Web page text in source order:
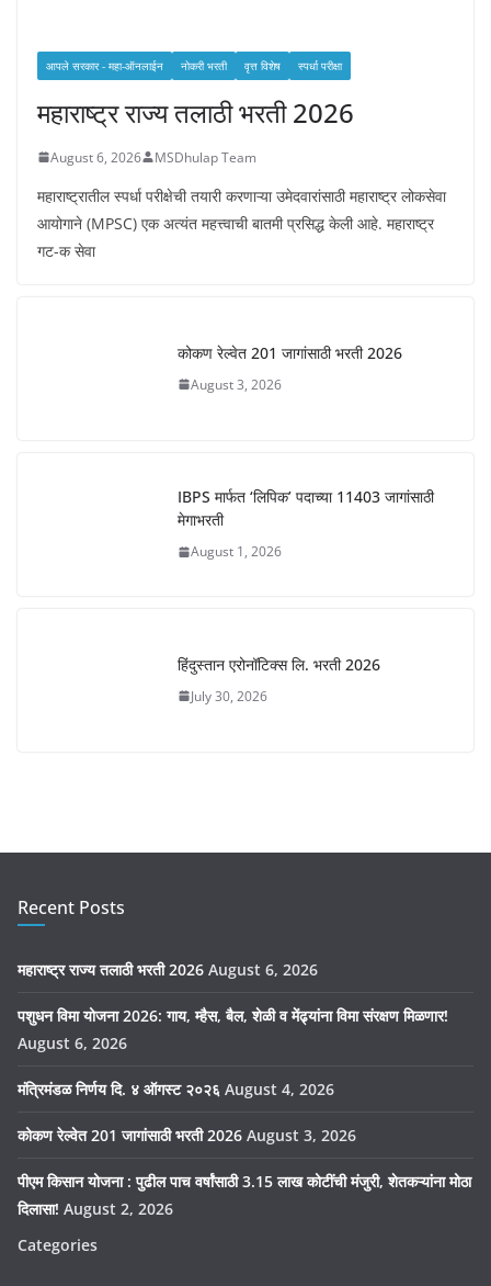
आपले सरकार - महा-ऑनलाईन नोकरी भरती वृत्त विशेष स्पर्धा परीक्षा
महाराष्ट्र राज्य तलाठी भरती 2026
August 6, 2026 MSDhulap Team
महाराष्ट्रातील स्पर्धा परीक्षेची तयारी करणाऱ्या उमेदवारांसाठी महाराष्ट्र लोकसेवा
आयोगाने (MPSC) एक अत्यंत महत्त्वाची बातमी प्रसिद्ध केली आहे. महाराष्ट्र
गट-क सेवा
कोकण रेल्वेत 201 जागांसाठी भरती 2026
August 3, 2026
IBPS मार्फत ‘लिपिक’ पदाच्या 11403 जागांसाठी
मेगाभरती
August 1, 2026
हिंदुस्तान एरोनॉटिक्स लि. भरती 2026
July 30, 2026
Recent Posts
महाराष्ट्र राज्य तलाठी भरती 2026 August 6, 2026
पशुधन विमा योजना 2026: गाय, म्हैस, बैल, शेळी व मेंढ्यांना विमा संरक्षण मिळणार!
August 6, 2026
मंत्रिमंडळ निर्णय दि. ४ ऑगस्ट २०२६ August 4, 2026
कोकण रेल्वेत 201 जागांसाठी भरती 2026 August 3, 2026
पीएम किसान योजना : पुढील पाच वर्षांसाठी 3.15 लाख कोटींची मंजुरी, शेतकऱ्यांना मोठा
दिलासा! August 2, 2026
Categories